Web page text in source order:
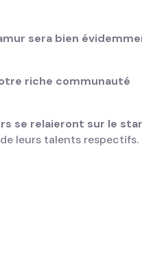
sera bien
riche communauté
se relaieront sur le
leurs talents respectifs.